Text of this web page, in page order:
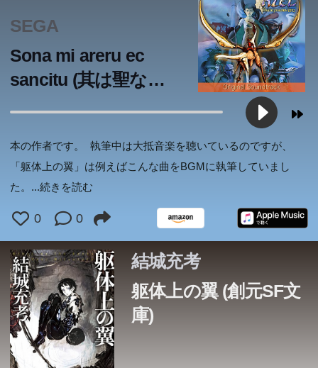
SEGA
Sona mi areru ec
sancitu (其は聖なる
本の作者です。 執筆中は大抵音楽を聴いているのですが、
「躯体上の翼」は例えばこんな曲をBGMに執筆していまし
た。 ...続きを読む
0 0
結城充考
躯体上の翼 (創元SF文
庫)